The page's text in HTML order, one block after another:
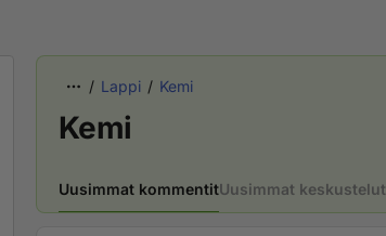
Lappi Kemi
Kemi
Uusimmat kommentitUusimmat keskustelut